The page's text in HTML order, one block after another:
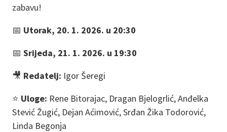
zabavu!
📅 Utorak, 20. 1. 2026. u 20:30
📅 Srijeda, 21. 1. 2026. u 19:30
🎥 Redatelj: Igor Šeregi
⭐ Uloge: Rene Bitorajac, Dragan Bjelogrlić, Anđelka
Stević Žugić, Dejan Aćimović, Srđan Žika Todorović,
Linda Begonja